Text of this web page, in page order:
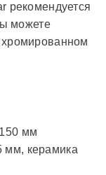
рекомендуется
можете
мм
мм, керамика